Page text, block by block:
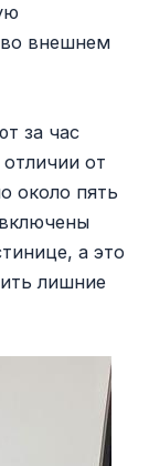
во внешнем
за час
от
около пять
а это
лишние